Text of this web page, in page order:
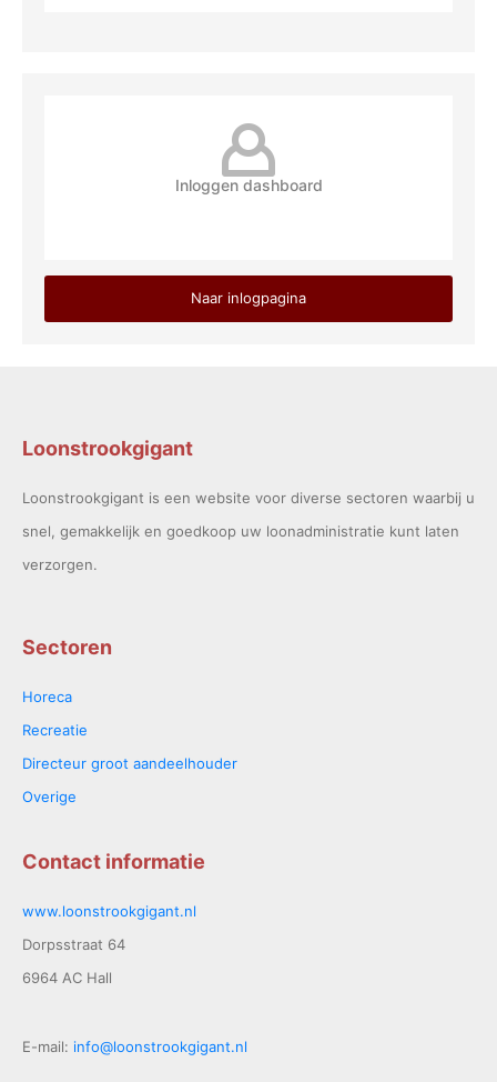
Inloggen dashboard
Naar inlogpagina
Loonstrookgigant
Loonstrookgigant is een website voor diverse sectoren waarbij u
snel, gemakkelijk en goedkoop uw loonadministratie kunt laten
verzorgen.
Sectoren
Horeca
Recreatie
Directeur groot aandeelhouder
Overige
Contact informatie
www.loonstrookgigant.nl
Dorpsstraat 64
6964 AC Hall
E-mail: info@loonstrookgigant.nl